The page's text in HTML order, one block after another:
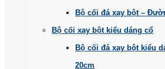
Bộ cối đá xay bột –
Bộ cối xay bột kiểu dáng cổ
Bộ cối đá xay bột kiểu
20cm